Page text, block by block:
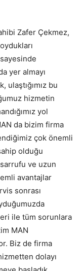
Zafer Çekmez,
yer almayı
ulaştığımız bu
hizmetin
yol
da bizim firma
çok önemli
olduğu
ve uzun
avantajlar
sonrası
ile tüm sorunlara
MAN
Biz de firma
dolayı